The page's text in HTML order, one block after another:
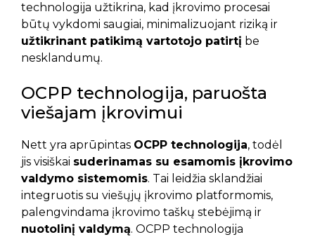
technologija užtikrina, kad įkrovimo procesai
būtų vykdomi saugiai, minimalizuojant riziką ir
užtikrinant patikimą vartotojo patirtį be
nesklandumų.
OCPP technologija, paruošta
viešajam įkrovimui
Nett yra aprūpintas OCPP technologija, todėl
jis visiškai suderinamas su esamomis įkrovimo
valdymo sistemomis. Tai leidžia sklandžiai
integruotis su viešųjų įkrovimo platformomis,
palengvindama įkrovimo taškų stebėjimą ir
nuotolinį valdymą. OCPP technologija